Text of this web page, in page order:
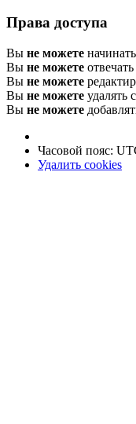
Права доступа
Вы не можете
Вы не можете
Вы не можете
Вы не можете удалять
Вы не можете
Часовой пояс:
Удалить cookies